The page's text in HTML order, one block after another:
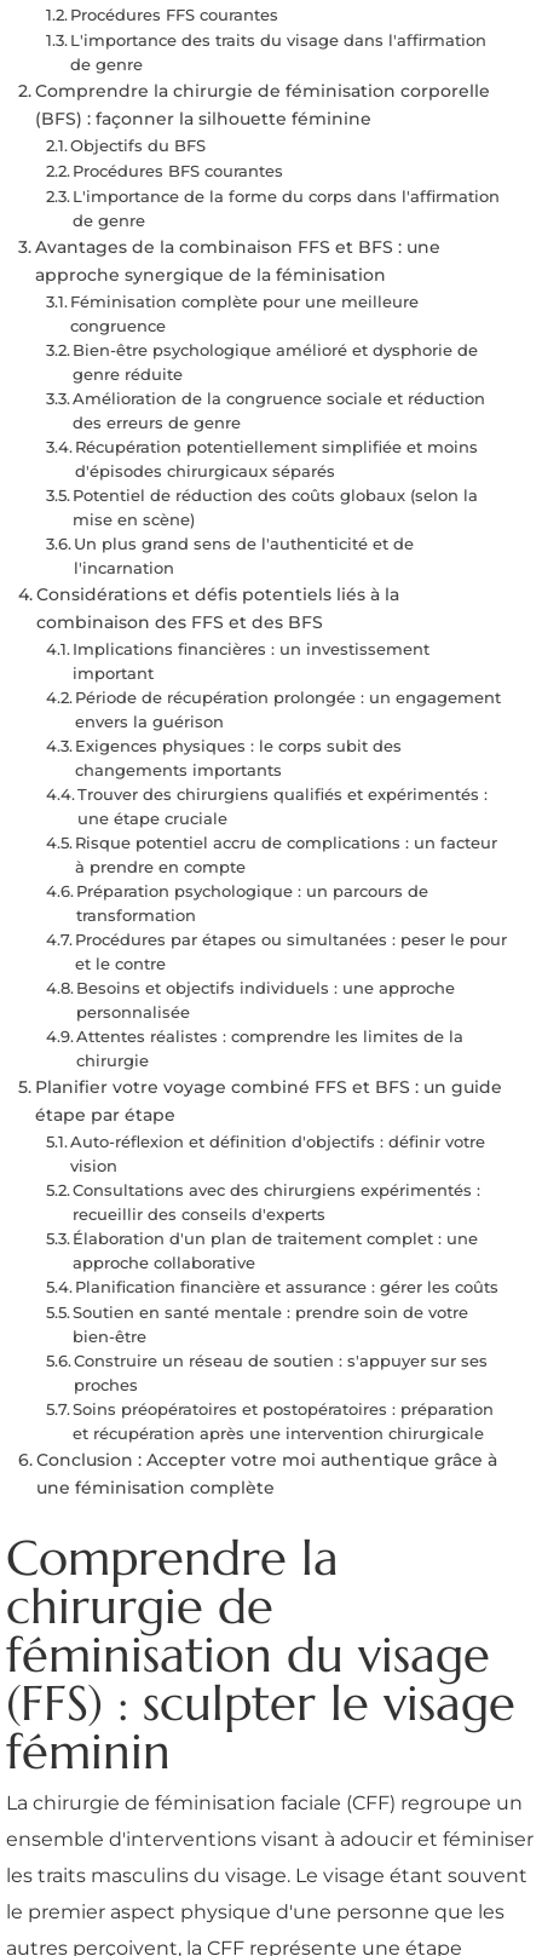
Procédures FFS courantes
L'importance des traits du visage dans l'affirmation
de genre
Comprendre la chirurgie de féminisation corporelle
(BFS) : façonner la silhouette féminine
Objectifs du BFS
Procédures BFS courantes
L'importance de la forme du corps dans l'affirmation
de genre
Avantages de la combinaison FFS et BFS : une
approche synergique de la féminisation
Féminisation complète pour une meilleure
congruence
Bien-être psychologique amélioré et dysphorie de
genre réduite
Amélioration de la congruence sociale et réduction
des erreurs de genre
Récupération potentiellement simplifiée et moins
d'épisodes chirurgicaux séparés
Potentiel de réduction des coûts globaux (selon la
mise en scène)
Un plus grand sens de l'authenticité et de
l'incarnation
Considérations et défis potentiels liés à la
combinaison des FFS et des BFS
Implications financières : un investissement
important
Période de récupération prolongée : un engagement
envers la guérison
Exigences physiques : le corps subit des
changements importants
Trouver des chirurgiens qualifiés et expérimentés :
une étape cruciale
Risque potentiel accru de complications : un facteur
à prendre en compte
Préparation psychologique : un parcours de
transformation
Procédures par étapes ou simultanées : peser le pour
et le contre
Besoins et objectifs individuels : une approche
personnalisée
Attentes réalistes : comprendre les limites de la
chirurgie
Planifier votre voyage combiné FFS et BFS : un guide
étape par étape
Auto-réflexion et définition d'objectifs : définir votre
vision
Consultations avec des chirurgiens expérimentés :
recueillir des conseils d'experts
Élaboration d'un plan de traitement complet : une
approche collaborative
Planification financière et assurance : gérer les coûts
Soutien en santé mentale : prendre soin de votre
bien-être
Construire un réseau de soutien : s'appuyer sur ses
proches
Soins préopératoires et postopératoires : préparation
et récupération après une intervention chirurgicale
Conclusion : Accepter votre moi authentique grâce à
une féminisation complète
Comprendre la
chirurgie de
féminisation du visage
(FFS) : sculpter le visage
féminin
La chirurgie de féminisation faciale (CFF) regroupe un
ensemble d'interventions visant à adoucir et féminiser
les traits masculins du visage. Le visage étant souvent
le premier aspect physique d'une personne que les
autres perçoivent, la CFF représente une étape